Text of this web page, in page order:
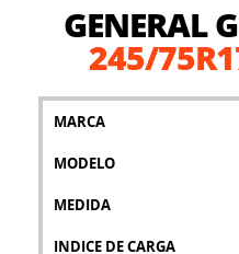
GENERAL
245/
MARCA
MODELO
MEDIDA
INDICE DE CARGA
comienzo
galería
imágenes